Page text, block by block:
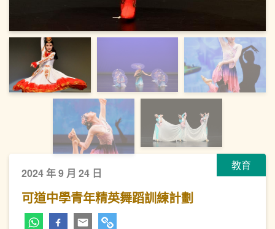
教育
2024 年 9 月 24 日
可道中學青年精英舞蹈訓練計劃